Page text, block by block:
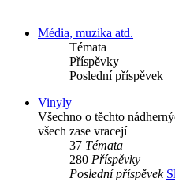
Média, muzika atd.
Témata
Příspěvky
Poslední příspěvek
Vinyly
Všechno o těchto
všech zase vracejí
37 Témata
280 Příspěvky
Poslední příspěvek